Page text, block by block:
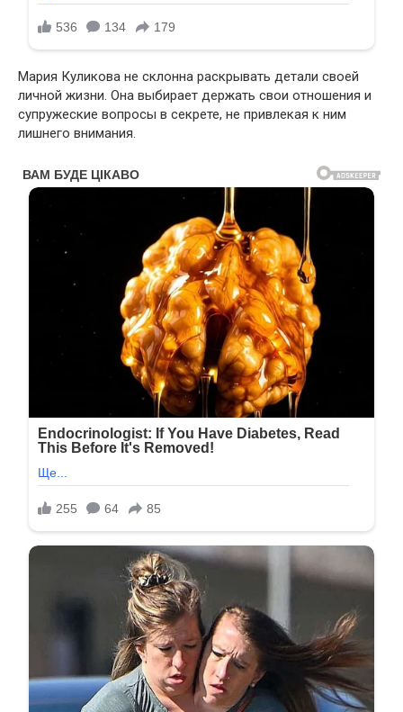
Мария Куликова не склонна раскрывать детали своей
личной жизни. Она выбирает держать свои отношения и
супружеские вопросы в секрете, не привлекая к ним
лишнего внимания.